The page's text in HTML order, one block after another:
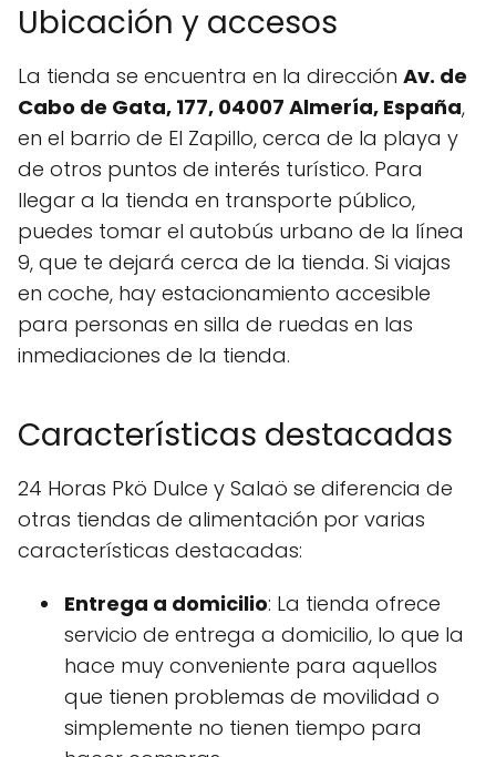
Ubicación y accesos
La tienda se encuentra en la dirección Av. de
Cabo de Gata, 177, 04007 Almería, España,
en el barrio de El Zapillo, cerca de la playa y
de otros puntos de interés turístico. Para
llegar a la tienda en transporte público,
puedes tomar el autobús urbano de la línea
9, que te dejará cerca de la tienda. Si viajas
en coche, hay estacionamiento accesible
para personas en silla de ruedas en las
inmediaciones de la tienda.
Características destacadas
24 Horas Pkö Dulce y Salaö se diferencia de
otras tiendas de alimentación por varias
características destacadas:
Entrega a domicilio: La tienda ofrece
servicio de entrega a domicilio, lo que la
hace muy conveniente para aquellos
que tienen problemas de movilidad o
simplemente no tienen tiempo para